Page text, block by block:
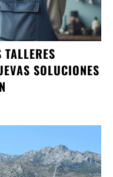
SOLUCIONES